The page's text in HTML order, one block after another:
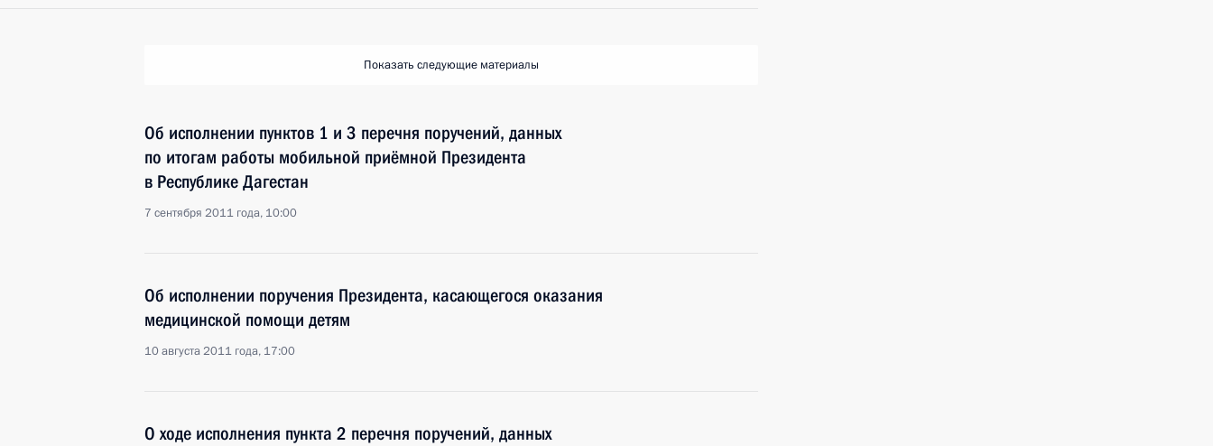
Показать следующие материалы
Об исполнении пунктов 1 и 3 перечня поручений, данных
по итогам работы мобильной приёмной Президента
в Республике Дагестан
7 сентября 2011 года, 10:00
Об исполнении поручения Президента, касающегося оказания
медицинской помощи детям
10 августа 2011 года, 17:00
О ходе исполнения пункта 2 перечня поручений, данных